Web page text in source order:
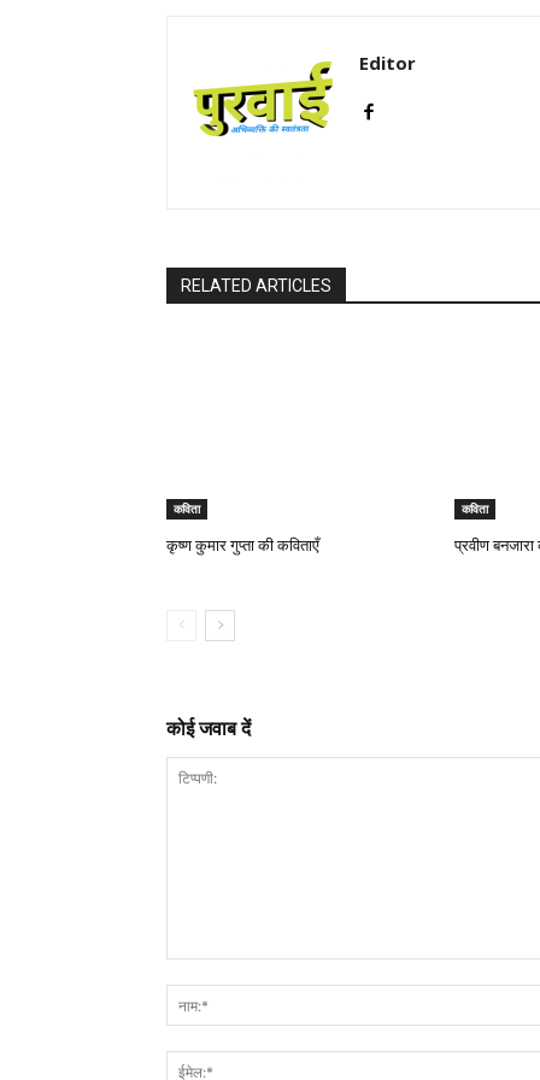
Editor
RELATED ARTICLES
कविता
कृष्ण कुमार गुप्ता की कविताएँ
कविता
प्रवीण बनजारा
कोई जवाब दें